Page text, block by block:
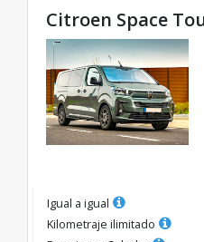
Citroen Space
Igual a igual
Kilometraje ilimitado